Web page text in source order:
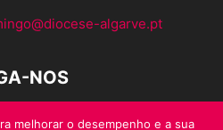
algarve.pt
NOS
melhorar o desempenho e a sua